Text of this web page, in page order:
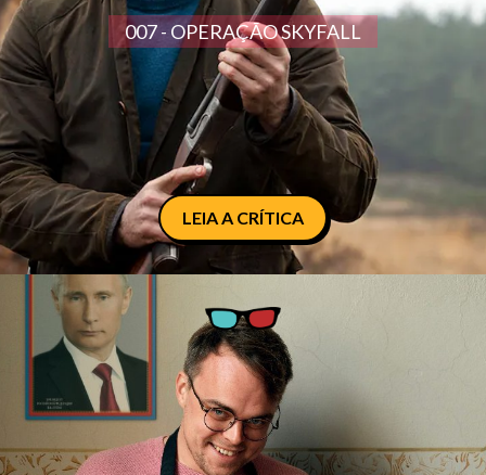
007 - OPERAÇÃO SKYFALL
LEIA A CRÍTICA